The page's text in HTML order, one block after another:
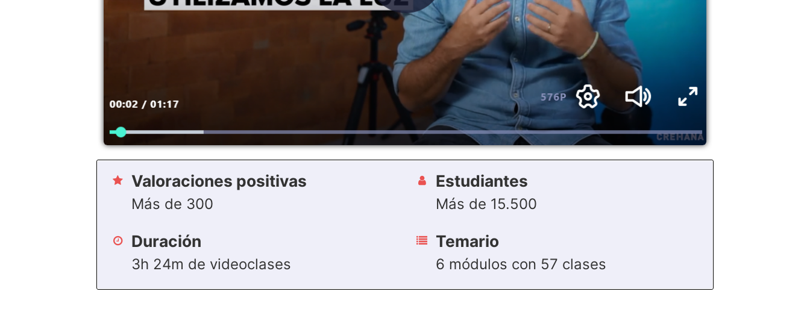
Valoraciones positivas
Más de 300
Duración
3h 24m de videoclases
Estudiantes
Más de 15.500
Temario
6 módulos con 57 clases